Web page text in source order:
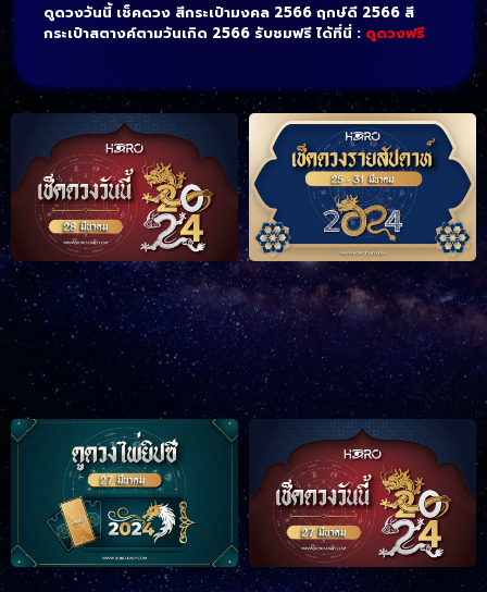
ดูดวงวันนี้ เช็คดวง สีกระเป๋ามงคล 2566 ฤกษ์ดี 2566 สี
กระเป๋าสตางค์ตามวันเกิด 2566 รับชมฟรี ได้ที่นี่ : ดูดวงฟรี